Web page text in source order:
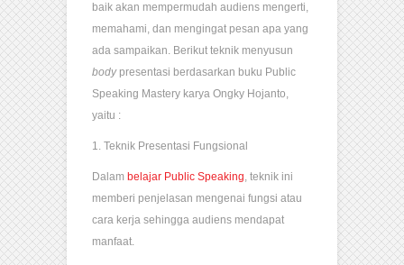
baik akan mempermudah audiens mengerti,
memahami, dan mengingat pesan apa yang
ada sampaikan. Berikut teknik menyusun
bodypresentasi berdasarkan buku Public
Speaking Mastery karya Ongky Hojanto,
yaitu :
1. Teknik Presentasi Fungsional
Dalam belajar Public Speaking, teknik ini
memberi penjelasan mengenai fungsi atau
cara kerja sehingga audiens mendapat
manfaat.